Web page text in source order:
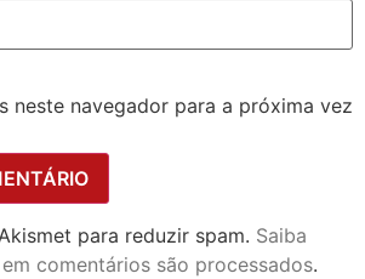
neste navegador para a próxima vez
para reduzir spam. Saiba
comentários são processados.